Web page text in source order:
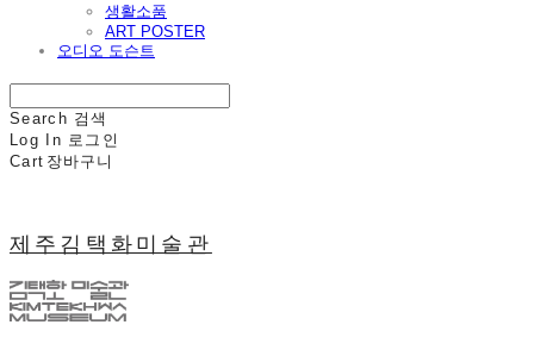
생활소품
ART POSTER
오디오 도슨트
Search 검색
Log In 로그인
Cart 장바구니
제주김택화미술관